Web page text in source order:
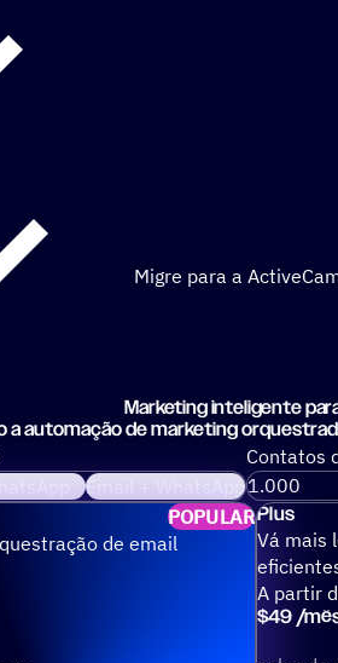
Migre para a
Marketing inteligente
automação de marketing
Email + WhatsApp
Contatos
POPULAR
de email
Plus
Vá mais
A partir
$49 /